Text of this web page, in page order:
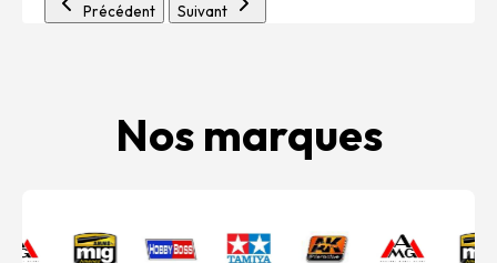
Précédent Suivant
Nos marques